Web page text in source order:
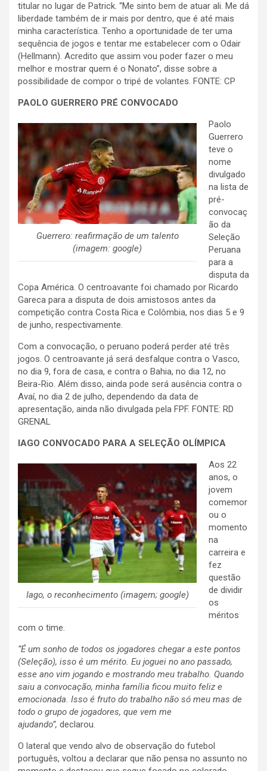
titular no lugar de Patrick. “Me sinto bem de atuar ali. Me dá
liberdade também de ir mais por dentro, que é até mais
minha característica. Tenho a oportunidade de ter uma
sequência de jogos e tentar me estabelecer com o Odair
(Hellmann). Acredito que assim vou poder fazer o meu
melhor e mostrar quem é o Nonato”, disse sobre a
possibilidade de compor o tripé de volantes. FONTE: CP
PAOLO GUERRERO PRÉ CONVOCADO
Guerrero: reafirmação de um talento
(imagem: google)
Paolo
Guerrero
teve o
nome
divulgado
na lista de
pré-
convocaç
ão da
Seleção
Peruana
para a
disputa da
Copa América. O centroavante foi chamado por Ricardo
Gareca para a disputa de dois amistosos antes da
competição contra Costa Rica e Colômbia, nos dias 5 e 9
de junho, respectivamente.
Com a convocação, o peruano poderá perder até três
jogos. O centroavante já será desfalque contra o Vasco,
no dia 9, fora de casa, e contra o Bahia, no dia 12, no
Beira-Rio. Além disso, ainda pode será ausência contra o
Avaí, no dia 2 de julho, dependendo da data de
apresentação, ainda não divulgada pela FPF. FONTE: RD
GRENAL
IAGO CONVOCADO PARA A SELEÇÃO OLÍMPICA
Iago, o reconhecimento (imagem; google)
Aos 22
anos, o
jovem
comemor
ou o
momento
na
carreira e
fez
questão
de dividir
os
méritos
com o time.
“É um sonho de todos os jogadores chegar a este pontos
(Seleção), isso é um mérito. Eu joguei no ano passado,
esse ano vim jogando e mostrando meu trabalho. Quando
saiu a convocação, minha família ficou muito feliz e
emocionada. Isso é fruto do trabalho não só meu mas de
todo o grupo de jogadores, que vem me
ajudando”, declarou.
O lateral que vendo alvo de observação do futebol
português, voltou a declarar que não pensa no assunto no